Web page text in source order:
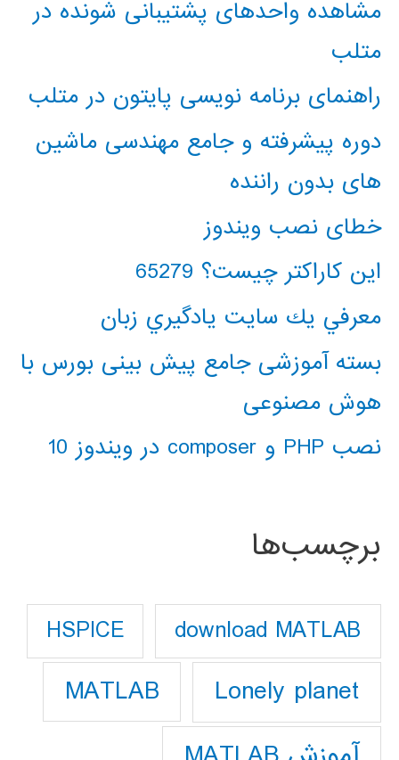
مشاهده واحدهای پشتیبانی شونده در
متلب
راهنمای برنامه نویسی پایتون در متلب
دوره پیشرفته و جامع مهندسی ماشین
های بدون راننده
خطای نصب ویندوز
این کاراکتر چیست؟ 65279
معرفي يك سايت يادگيري زبان
بسته آموزشی جامع پیش بینی بورس با
هوش مصنوعی
نصب PHP و composer در ویندوز 10
برچسب‌ها
download MATLAB
HSPICE
Lonely planet
MATLAB